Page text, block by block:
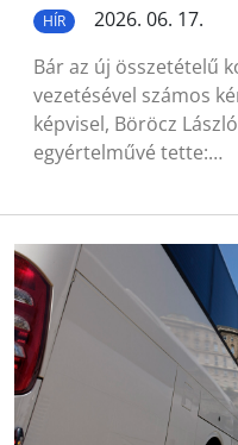
HÍR
2026. 06. 17.
Bár az új összetételű
vezetésével számos
képvisel, Böröcz
egyértelművé tette:…